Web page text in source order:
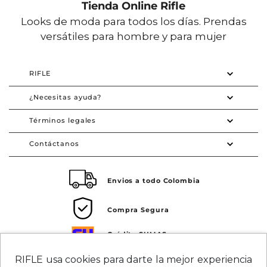
RIFLE usa cookies para darte la mejor experiencia
Tienda Online Rifle
Looks de moda para todos los días. Prendas
versátiles para hombre y para mujer
RIFLE
¿Necesitas ayuda?
Términos legales
Contáctanos
Envios a todo Colombia
Compra Segura
Crédito SUMAS